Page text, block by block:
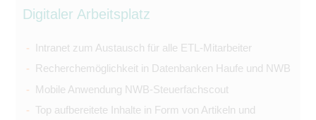
Digitaler Arbeitsplatz
Intranet zum Austausch für alle ETL-Mitarbeiter
Recherchemöglichkeit in Datenbanken Haufe und NWB
Mobile Anwendung NWB-Steuerfachscout
Top aufbereitete Inhalte in Form von Artikeln und